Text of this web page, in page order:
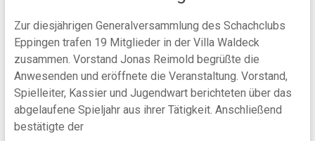
Zur diesjährigen Generalversammlung des Schachclubs
Eppingen trafen 19 Mitglieder in der Villa Waldeck
zusammen. Vorstand Jonas Reimold begrüßte die
Anwesenden und eröffnete die Veranstaltung. Vorstand,
Spielleiter, Kassier und Jugendwart berichteten über das
abgelaufene Spieljahr aus ihrer Tätigkeit. Anschließend
bestätigte der